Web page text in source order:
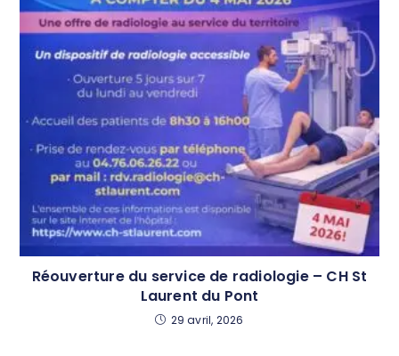
Réouverture du service de radiologie – CH St
Laurent du Pont
29 avril, 2026